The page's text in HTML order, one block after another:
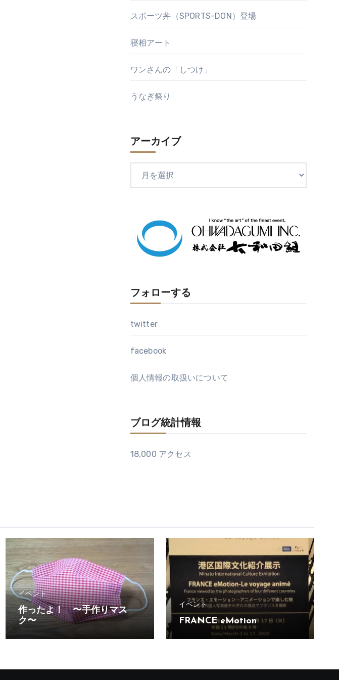
スポーツ丼（SPORTS-DON）登場
寝相アート
ワンさんの「しつけ」
うなぎ祭り
アーカイブ
フォローする
twitter
facebook
個人情報の取扱いについて
ブログ統計情報
18,000 アクセス
イベント
作ったよ！ 〜手作りマス
ク〜
イベント
FRANCE eMotion